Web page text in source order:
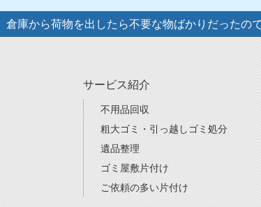
倉庫から荷物を出したら不要な物ばかりだったの
サービス紹介
不用品回収
粗大ゴミ・引っ越しゴミ処分
遺品整理
ゴミ屋敷片付け
ご依頼の多い片付け